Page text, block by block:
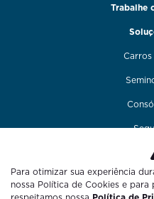
Trabalhe
Funilaria
Para otimizar sua experiência
nossa Política de Cookies e